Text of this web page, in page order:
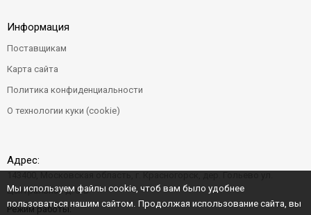
Информация
Поставщикам
Карта сайта
Политика конфиденциальности
О технологии куки (cookie)
Адрес:
Центральная д. 6"Б"
Режим работы:
Мы используем файлы cookie, чтоб вам было удобнее
пользоваться нашим сайтом. Продолжая использование сайта, вы